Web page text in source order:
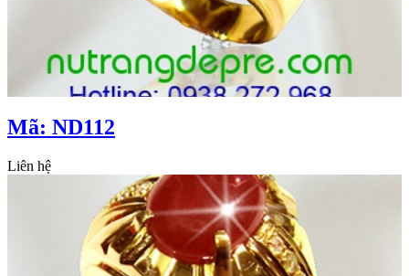
Mã: ND112
Liên hệ